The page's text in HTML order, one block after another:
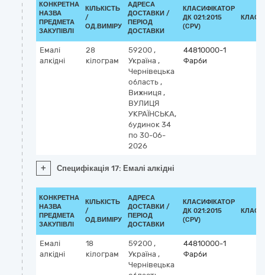
КОНКРЕТНА
НАЗВА
ПРЕДМЕТА
ЗАКУПІВЛІ
КІЛЬКІСТЬ
/
ОД.ВИМІРУ
АДРЕСА
ДОСТАВКИ /
ПЕРІОД
ДОСТАВКИ
КЛАСИФІКАТОР
ДК 021:2015
(CPV)
Емалі
алкідні
28
кілограм
59200 ,
Україна ,
Чернівецька
область ,
Вижниця ,
ВУЛИЦЯ
УКРАЇНСЬКА,
будинок 34
по 30-06-
2026
44810000-1
Фарби
+ Специфікація 17: Емалі алкідні
КОНКРЕТНА
НАЗВА
ПРЕДМЕТА
ЗАКУПІВЛІ
КІЛЬКІСТЬ
/
ОД.ВИМІРУ
АДРЕСА
ДОСТАВКИ /
ПЕРІОД
ДОСТАВКИ
КЛАСИФІКАТОР
ДК 021:2015
(CPV)
Емалі
алкідні
18
кілограм
59200 ,
Україна ,
Чернівецька
44810000-1
Фарби